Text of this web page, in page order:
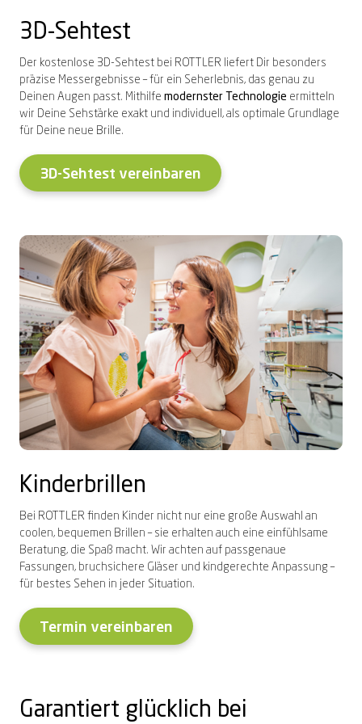
3D-Sehtest
Der kostenlose 3D-Sehtest bei ROTTLER liefert Dir besonders
präzise Messergebnisse – für ein Seherlebnis, das genau zu
Deinen Augen passt. Mithilfe modernster Technologie ermitteln
wir Deine Sehstärke exakt und individuell, als optimale Grundlage
für Deine neue Brille.
3D-Sehtest vereinbaren
Kinderbrillen
Bei ROTTLER finden Kinder nicht nur eine große Auswahl an
coolen, bequemen Brillen – sie erhalten auch eine einfühlsame
Beratung, die Spaß macht. Wir achten auf passgenaue
Fassungen, bruchsichere Gläser und kindgerechte Anpassung –
für bestes Sehen in jeder Situation.
Termin vereinbaren
Garantiert glücklich bei